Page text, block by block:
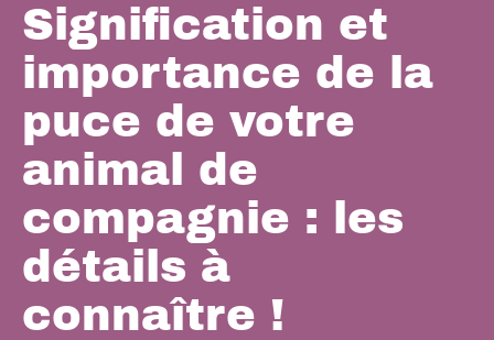
Signification et
importance de la
puce de votre
animal de
compagnie : les
détails à
connaître !